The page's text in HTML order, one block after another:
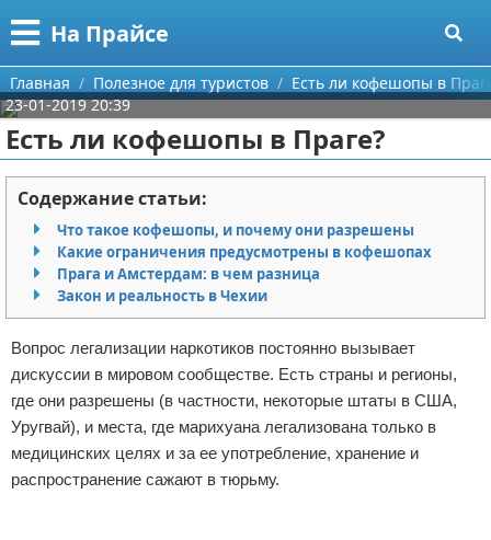
На Прайсе
Меню
Главная
Категории
Разное про покупки
Aliexpress
Сделай онлайн
Кемпинг
Круизы
Направления отдыха
Что посетить
Поиск
О проекте
Контакты
Сотрудничество
Размещение рекламы
Для правообладателей
Условия предоставления информации
Главная Полезное для туристов
Есть ли кофешопы в
23-01-2019 20:39
Есть ли кофешопы в Праге?
Содержание статьи:
Что такое кофешопы, и почему они разрешены
Какие ограничения предусмотрены в кофешопах
Прага и Амстердам: в чем разница
Закон и реальность в Чехии
Вопрос легализации наркотиков постоянно вызывает
дискуссии в мировом сообществе. Есть страны и регионы,
где они разрешены (в частности, некоторые штаты в США,
Уругвай), и места, где марихуана легализована только в
медицинских целях и за ее употребление, хранение и
распространение сажают в тюрьму.